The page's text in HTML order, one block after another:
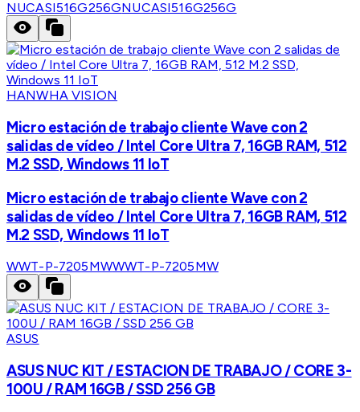
NUCASI516G256GNUCASI516G256G
HANWHA VISION
Micro estación de trabajo cliente Wave con 2
salidas de vídeo / Intel Core Ultra 7, 16GB RAM, 512
M.2 SSD, Windows 11 IoT
Micro estación de trabajo cliente Wave con 2
salidas de vídeo / Intel Core Ultra 7, 16GB RAM, 512
M.2 SSD, Windows 11 IoT
WWT-P-7205MWWWT-P-7205MW
ASUS
ASUS NUC KIT / ESTACION DE TRABAJO / CORE 3-
100U / RAM 16GB / SSD 256 GB